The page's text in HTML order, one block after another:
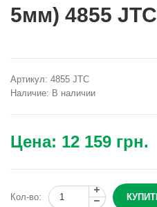
5мм) 4855 JTC
Артикул: 4855 JTC
Наличие: В наличии
Цена: 12 159 грн.
Кол-во: